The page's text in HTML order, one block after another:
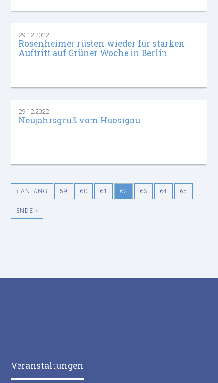
29.12.2022
Rosenheimer rüsten wieder für starken
Auftritt auf Grüner Woche in Berlin
29.12.2022
Neujahrsgruß vom Huosigau
« ANFANG 59 60 61 62 63 64 65
ENDE »
Veranstaltungen